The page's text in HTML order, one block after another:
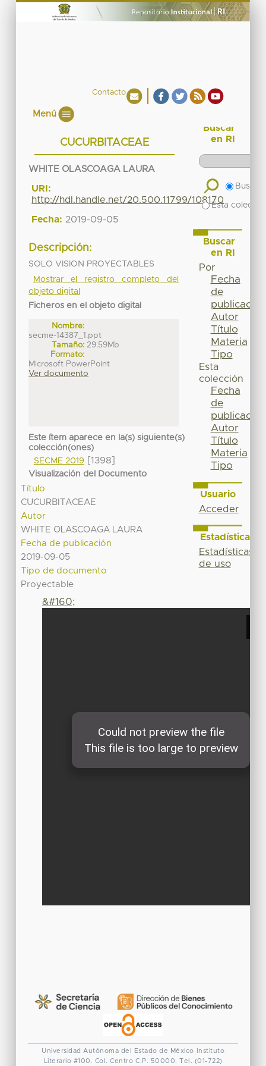
Contacto
Menú
CUCURBITACEAE
WHITE OLASCOAGA LAURA
URI:
http://hdl.handle.net/20.500.11799/108170
Fecha: 2019-09-05
Descripción:
SOLO VISION PROYECTABLES
Mostrar el registro completo del
objeto digital
Ficheros en el objeto digital
Nombre:
secme-14387_1.ppt
Tamaño: 29.59Mb
Formato:
Microsoft PowerPoint
Ver documento
Este ítem aparece en la(s) siguiente(s)
colección(ones)
SECME 2019
[1398]
Visualización del Documento
Título
CUCURBITACEAE
Autor
WHITE OLASCOAGA LAURA
Fecha de publicación
2019-09-05
Tipo de documento
Proyectable
&#160;
Buscar
en RI
Buscar
Esta
Buscar
en RI
Por
Fecha
de
publicación
Autor
Título
Materia
Tipo
Esta
colección
Fecha
de
publicación
Autor
Título
Materia
Tipo
Usuario
Acceder
Estadísticas
Estadísticas
de uso
Universidad Autónoma del Estado de México
Instituto
Literario #100. Col. Centro C.P. 50000. Tel. (01-722)